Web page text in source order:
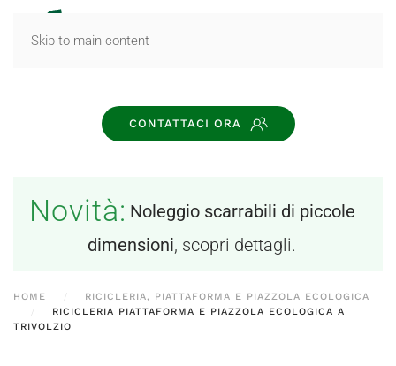
Skip to main content
CONTATTACI ORA
Novità: Noleggio scarrabili di piccole
dimensioni, scopri dettagli.
HOME
RICICLERIA, PIATTAFORMA E PIAZZOLA ECOLOGICA
RICICLERIA PIATTAFORMA E PIAZZOLA ECOLOGICA A
TRIVOLZIO